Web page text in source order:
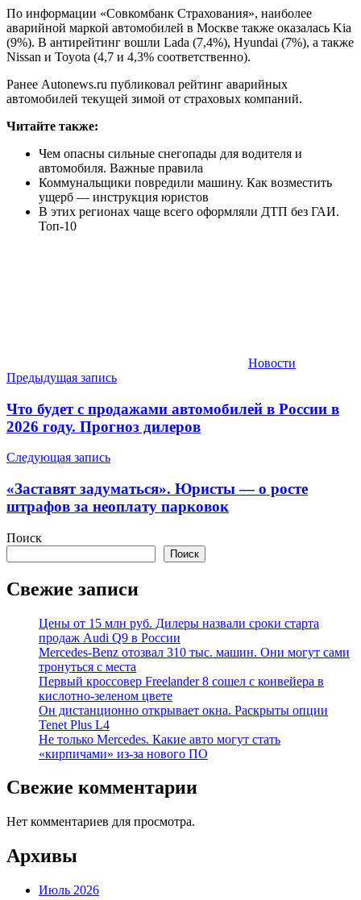
По информации «Совкомбанк Страхования», наиболее
аварийной маркой автомобилей в Москве также оказалась Kia
(9%). В антирейтинг вошли Lada (7,4%), Hyundai (7%), а также
Nissan и Toyota (4,7 и 4,3% соответственно).
Ранее Autonews.ru публиковал рейтинг аварийных
автомобилей текущей зимой от страховых компаний.
Читайте также:
Чем опасны сильные снегопады для водителя и
автомобиля. Важные правила
Коммунальщики повредили машину. Как возместить
ущерб — инструкция юристов
В этих регионах чаще всего оформляли ДТП без ГАИ.
Топ-10
Новости
Навигация
по
записям
Предыдущая запись
Что будет с продажами автомобилей в России в
2026 году. Прогноз дилеров
Следующая запись
«Заставят задуматься». Юристы — о росте
штрафов за неоплату парковок
Поиск
Поиск
Свежие записи
Цены от 15 млн руб. Дилеры назвали сроки старта
продаж Audi Q9 в России
Mercedes-Benz отозвал 310 тыс. машин. Они могут сами
тронуться с места
Первый кроссовер Freelander 8 сошел с конвейера в
кислотно-зеленом цвете
Он дистанционно открывает окна. Раскрыты опции
Tenet Plus L4
Не только Mercedes. Какие авто могут стать
«кирпичами» из-за нового ПО
Свежие комментарии
Нет комментариев для просмотра.
Архивы
Июль 2026